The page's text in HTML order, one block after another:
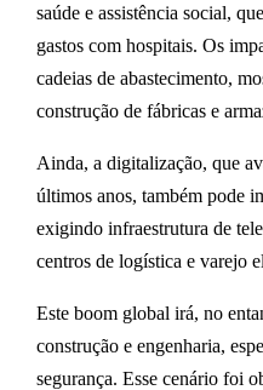
saúde e assistência social,
gastos com hospitais. Os
cadeias de abastecimento,
construção de fábricas e
Ainda, a digitalização, que
últimos anos, também pode
exigindo infraestrutura de
centros de logística e varejo
Este boom global irá, no
construção e engenharia,
segurança. Esse cenário foi